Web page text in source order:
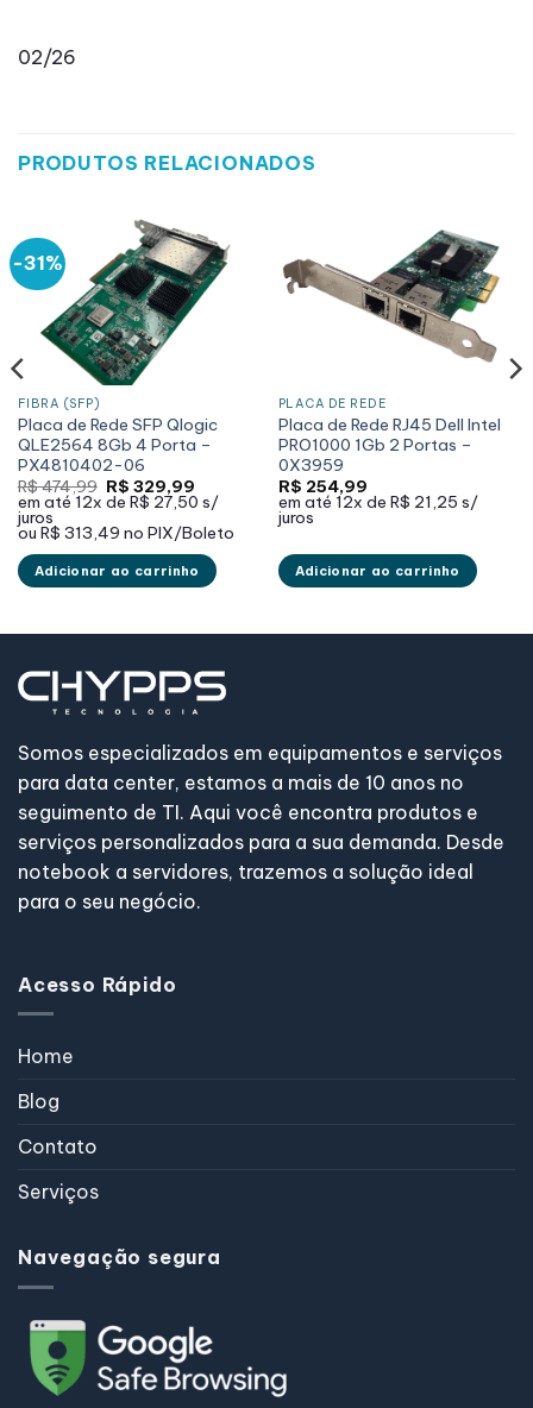
02/26
PRODUTOS RELACIONADOS
-31%
FIBRA (SFP)
Placa de Rede SFP Qlogic
QLE2564 8Gb 4 Porta –
PX4810402-06
R$474,99 O
preço
era:
R$ 474,99.
R$ 329,99O
preço
atual
é:
em até 12x de R$ 27,50 s/
juros
ou R$ 313,49 no PIX/Boleto
Adicionar ao carrinho
PLACA DE REDE
Placa de Rede RJ45 Dell Intel
PRO1000 1Gb 2 Portas –
0X3959
R$ 254,99
em até 12x de R$ 21,25 s/
juros
Adicionar ao carrinho
Somos especializados em equipamentos e serviços
para data center, estamos a mais de 10 anos no
seguimento de TI. Aqui você encontra produtos e
serviços personalizados para a sua demanda. Desde
notebook a servidores, trazemos a solução ideal
para o seu negócio.
Acesso Rápido
Home
Blog
Contato
Serviços
Navegação segura